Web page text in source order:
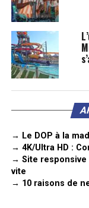
→ Le DOP à la
→ 4K/Ultra HD :
→ Site responsive
vite
→ 10 raisons de